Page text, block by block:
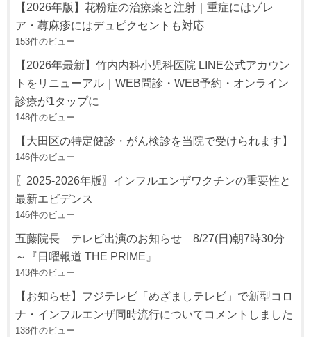
【2026年版】花粉症の治療薬と注射｜重症にはゾレ
ア・蕁麻疹にはデュピクセントも対応
153件のビュー
【2026年最新】竹内内科小児科医院 LINE公式アカウン
トをリニューアル｜WEB問診・WEB予約・オンライン
診療が1タップに
148件のビュー
【大田区の特定健診・がん検診を当院で受けられます】
146件のビュー
〖2025-2026年版〗インフルエンザワクチンの重要性と
最新エビデンス
146件のビュー
五藤院長 テレビ出演のお知らせ 8/27(日)朝7時30分
～『日曜報道 THE PRIME』
143件のビュー
【お知らせ】フジテレビ「めざましテレビ」で新型コロ
ナ・インフルエンザ同時流行についてコメントしました
138件のビュー